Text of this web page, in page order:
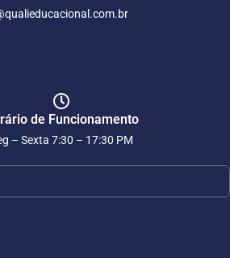
de Funcionamento
– Sexta 7:30 – 17:30 PM